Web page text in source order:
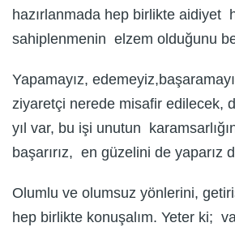
hazırlanmada hep birlikte aidiyet
sahiplenmenin elzem olduğunu
Yapamayız,
ziyaretçi nerede misafir edilecek,
yıl var, bu işi unutun
başarırız, en güzelini de yaparız
Olumlu ve olumsuz yönlerini,
hep birlikte konuşalım. Yeter ki;